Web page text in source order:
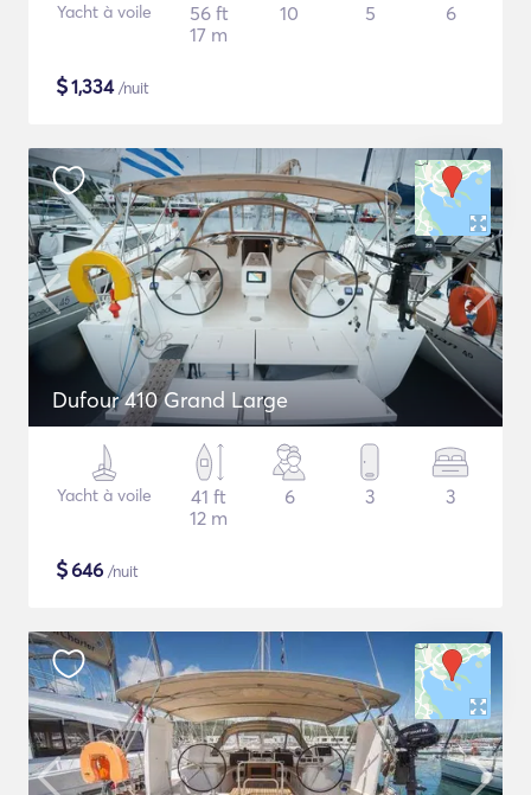
Yacht à voile
56 ft
17 m
10 5 6
$1,334/nuit
Dufour 410 Grand Large
Yacht à voile
41 ft
12 m
6 3 3
$646 /nuit